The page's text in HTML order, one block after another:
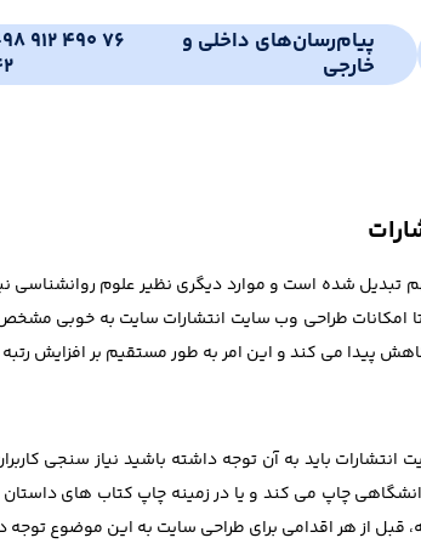
پیام‌رسان‌های داخلی و
خارجی
912 490 76
تبدیل شده است و موارد دیگری نظیر علوم روانشناسی
طراحی وب سایت انتشارات سایت به خوبی مشخص
پیدا می کند و این امر به طور مستقیم بر افزایش
باید به آن توجه داشته باشید نیاز سنجی
چاپ می کند و یا در زمینه چاپ کتاب های
قبل از هر اقدامی برای طراحی سایت به این موضوع توجه